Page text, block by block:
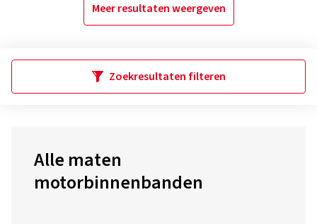
Meer resultaten weergeven
Zoekresultaten filteren
Alle maten
motorbinnenbanden